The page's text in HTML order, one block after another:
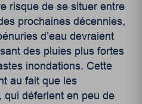
risque de se situer entre
prochaines décennies,
d’eau devraient
des pluies plus fortes
inondations. Cette
au fait que les
qui déferlent en peu de